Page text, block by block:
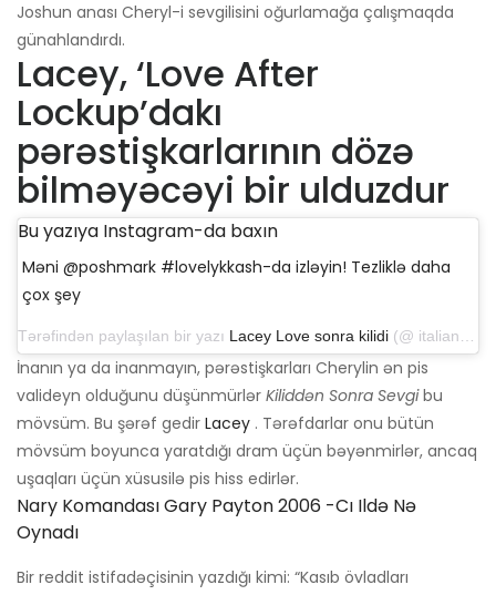
Joshun anası Cheryl-i sevgilisini oğurlamağa çalışmaqda
günahlandırdı.
Lacey, ‘Love After
Lockup’dakı
pərəstişkarlarının dözə
bilməyəcəyi bir ulduzdur
Bu yazıya Instagram-da baxın
Məni @poshmark #lovelykkash-da izləyin! Tezliklə daha
çox şey
Tərəfindən paylaşılan bir yazı Lacey Love sonra kilidi (@ italian_queen757) 26 noyabr 2019-cu il tarixində, saat 7: 17-də PST
İnanın ya da inanmayın, pərəstişkarları Cherylin ən pis
valideyn olduğunu düşünmürlər Kiliddən Sonra Sevgibu
mövsüm. Bu şərəf gedir Lacey . Tərəfdarlar onu bütün
mövsüm boyunca yaratdığı dram üçün bəyənmirlər, ancaq
uşaqları üçün xüsusilə pis hiss edirlər.
Nary Komandası Gary Payton 2006 -cı Ildə Nə
Oynadı
Bir reddit istifadəçisinin yazdığı kimi: “Kasıb övladları